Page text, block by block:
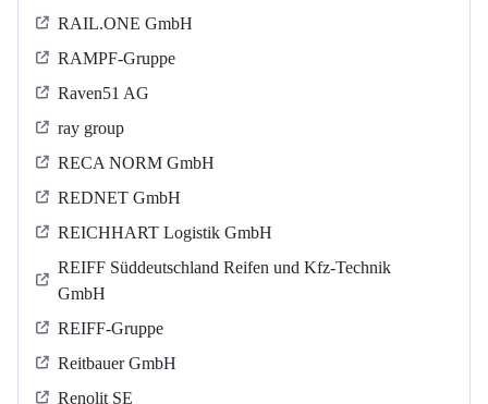
RAIL.ONE GmbH
RAMPF-Gruppe
Raven51 AG
ray group
RECA NORM GmbH
REDNET GmbH
REICHHART Logistik GmbH
REIFF Süddeutschland Reifen und Kfz-Technik
GmbH
REIFF-Gruppe
Reitbauer GmbH
Renolit SE